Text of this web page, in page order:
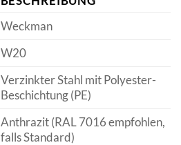
Weckman
W20
Verzinkter Stahl mit Polyester-
Beschichtung (PE)
Anthrazit (RAL 7016 empfohlen,
falls Standard)